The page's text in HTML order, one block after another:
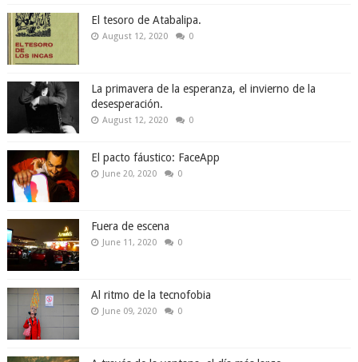
El tesoro de Atabalipa.
August 12, 2020 0
La primavera de la esperanza, el invierno de la
desesperación.
August 12, 2020 0
El pacto fáustico: FaceApp
June 20, 2020 0
Fuera de escena
June 11, 2020 0
Al ritmo de la tecnofobia
June 09, 2020 0